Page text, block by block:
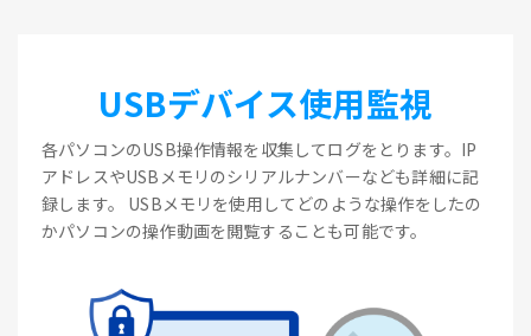
USBデバイス使用監視
各パソコンのUSB操作情報を収集してログをとります。IP
アドレスやUSBメモリのシリアルナンバーなども詳細に記
録します。 USBメモリを使用してどのような操作をしたの
かパソコンの操作動画を閲覧することも可能です。